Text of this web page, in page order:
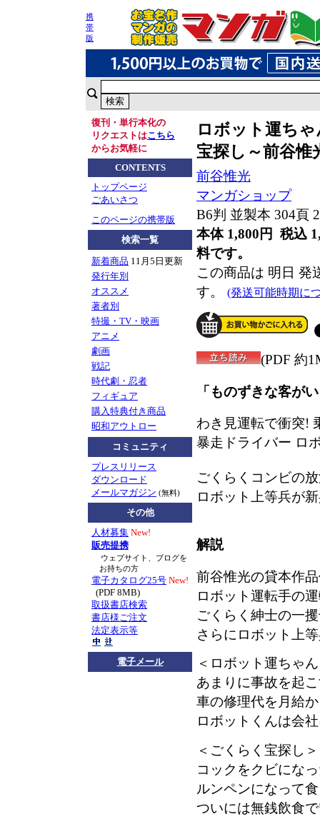
携
帯
版
復刊・単行本化の
リクエストはこちら
からお気軽に
CONTENTS
トップページ
ごあいさつ
このページの携帯版
検索一覧
新着商品 11月5日更新
発行年別
オススメ
著者別
特撮・TV・映画
アニメ
劇画
戦記
時代劇・忍者
フィギュア
購入特典付き商品
昭和アウトロー
コミュニティ
プレスリリース
ダウンロード
メールマガジン (無料)
その他
人材募集 New!
販売提携
ウェブサイト、ブログを
お持ちの方
電子カタログ25号 New!
(PDF 8MB)
取扱書店検索
書店様ご注文
法定表示等
電子メール
ロボット運ち
宝探し～前谷惟
前谷惟光
マンガショップ
B6判 並製本 304頁
本体 1,800円 税込
料です。
この商品は 明日 発
す。
(発送可能時期に
(PDF 約
「ものずきな客が
わき見運転で衝突!
暴走ドライバー ロ
ごくらくコンビの
ロボット上等兵が
解説
前谷惟光の貸本作
ロボット運転手の
ごくらく紳士の一
さらにロボット上
＜ロボット運ちゃ
あまりに事故を起
車の修理代を月給
ロボットくんは会
＜ごくらく宝探し＞
コックをクビにな
ルンペンになって
ついには無銭飲食